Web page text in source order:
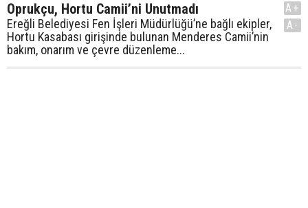
Oprukçu, Hortu Camii’ni Unutmadı
Ereğli Belediyesi Fen İşleri Müdürlüğü’ne bağlı ekipler,
Hortu Kasabası girişinde bulunan Menderes Camii’nin
bakım, onarım ve çevre düzenleme...
A+
A-